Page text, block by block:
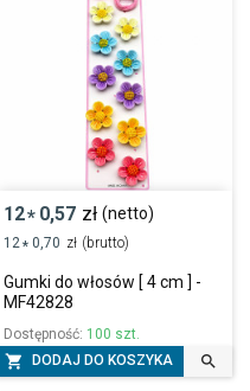
12* 0,57 zł (netto)
12* 0,70 zł (brutto)
Gumki do włosów [ 4 cm ] -
MF42828
Dostępność: 100 szt.
 DODAJ DO KOSZYKA 